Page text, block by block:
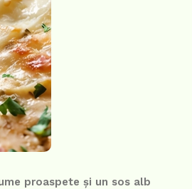
proaspete și un sos alb